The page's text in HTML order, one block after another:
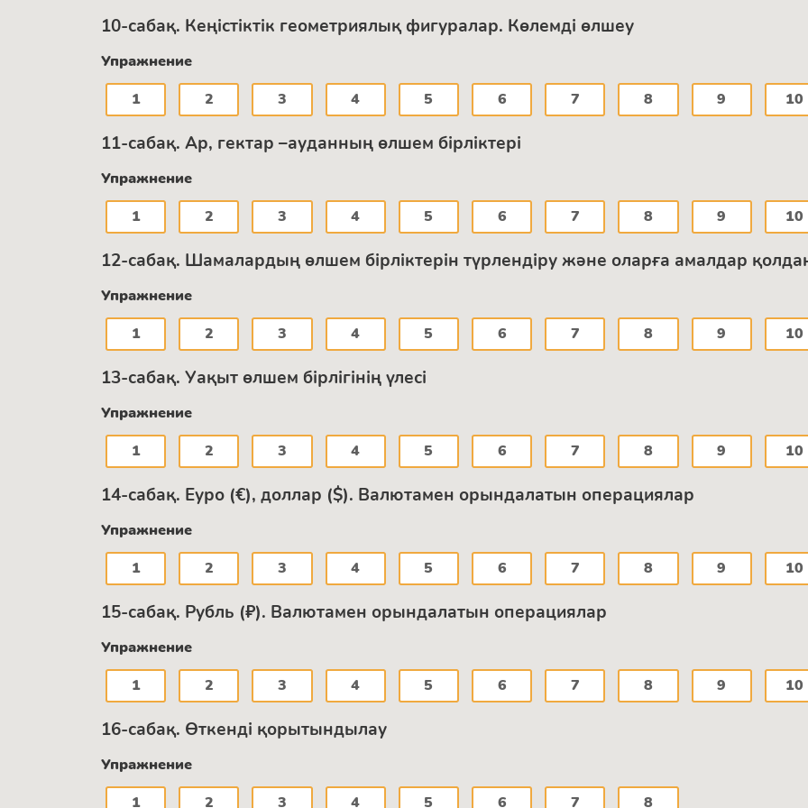
10-сабақ. Кеңістіктік геометриялық фигуралар. Көлемді өлшеу
Упражнение
1
2 3 4 5 6 7 8 9 10
11-сабақ. Ар, гектар –ауданның өлшем бірліктері
Упражнение
1
2 3 4 5 6 7 8 9 10
12-сабақ. Шамалардың өлшем бірліктерін түрлендіру және оларға амалдар
Упражнение
1
2 3 4 5 6 7 8 9 10
13-сабақ. Уақыт өлшем бірлігінің үлесі
Упражнение
1
2 3 4 5 6 7 8 9 10
14-сабақ. Еуро (€), доллар ($). Валютамен орындалатын операциялар
Упражнение
1
2 3 4 5 6 7 8 9 10
15-сабақ. Рубль (₽). Валютамен орындалатын операциялар
Упражнение
1
2 3 4 5 6 7 8 9 10
16-сабақ. Өткенді қорытындылау
Упражнение
1
2 3 4 5 6 7 8